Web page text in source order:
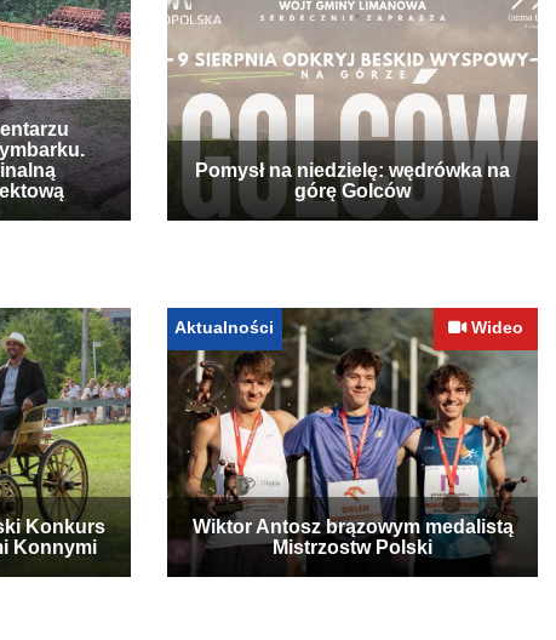
Pomysł na niedzielę: wędrówka na
górę Golców
Konkurs
Konnymi
Aktualności Wideo
Wiktor Antosz brązowym medalistą
Mistrzostw Polski